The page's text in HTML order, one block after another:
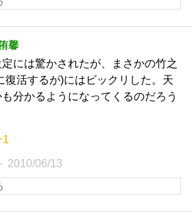
馨
定には驚かされたが、まさかの竹之
復活するが)にはビックリした。天
分かるようになってくるのだろう
2010/06/13